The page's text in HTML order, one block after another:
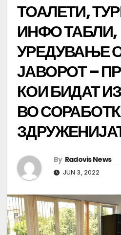
ТОАЛЕТИ,
ИНФО ТАБЛИ,
УРЕДУВАЊЕ
ЈАВОРОТ –
КОИ БИДАТ
ВО
By Radovis News
JUN 3, 2022